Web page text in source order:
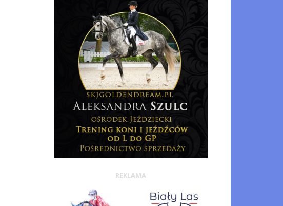
REKLAMA